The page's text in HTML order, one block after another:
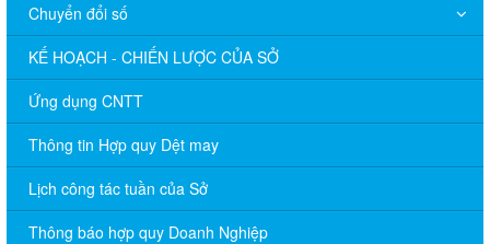
Chuyển đổi số
KẾ HOẠCH - CHIẾN LƯỢC CỦA SỞ
Ứng dụng CNTT
Thông tin Hợp quy Dệt may
Lịch công tác tuần của Sở
Thông báo hợp quy Doanh Nghiệp